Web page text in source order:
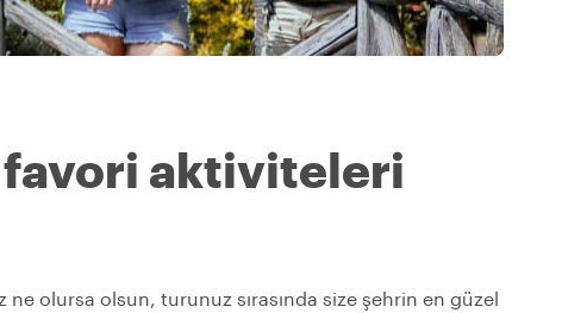
aktiviteleri
olursa olsun, turunuz sırasında size şehrin en güzel